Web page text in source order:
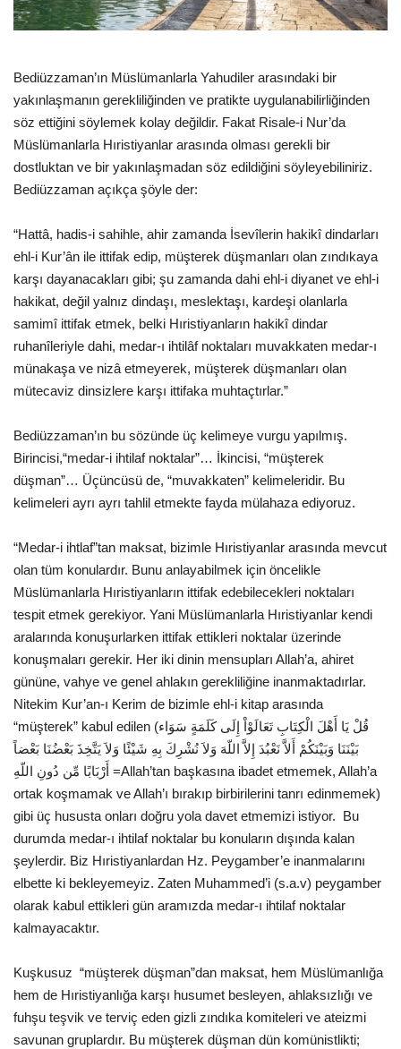
Gündem
Tekno Bilim
Ekonomi
Galeriler
Künye
Yaşam
İletişim
Sağlık
Kültür Sanat
Bediüzzaman’ın Müslümanlarla Yahudiler arasındaki bir
yakınlaşmanın gerekliliğinden ve pratikte uygulanabilirliğinden
söz ettiğini söylemek kolay değildir. Fakat Risale-i Nur’da
Müslümanlarla Hıristiyanlar arasında olması gerekli bir
dostluktan ve bir yakınlaşmadan söz edildiğini söyleyebiliniriz.
Bediüzzaman açıkça şöyle der:
“Hattâ, hadis-i sahihle, ahir zamanda İsevîlerin hakikî dindarları
ehl-i Kur’ân ile ittifak edip, müşterek düşmanları olan zındıkaya
karşı dayanacakları gibi; şu zamanda dahi ehl-i diyanet ve ehl-i
hakikat, değil yalnız dindaşı, meslektaşı, kardeşi olanlarla
samimî ittifak etmek, belki Hıristiyanların hakikî dindar
ruhanîleriyle dahi, medar-ı ihtilâf noktaları muvakkaten medar-ı
münakaşa ve nizâ etmeyerek, müşterek düşmanları olan
mütecaviz dinsizlere karşı ittifaka muhtaçtırlar.”
Bediüzzaman’ın bu sözünde üç kelimeye vurgu yapılmış.
Birincisi,“medar-i ihtilaf noktalar”… İkincisi, “müşterek
düşman”… Üçüncüsü de, “muvakkaten” kelimeleridir. Bu
kelimeleri ayrı ayrı tahlil etmekte fayda mülahaza ediyoruz.
“Medar-i ihtlaf”tan maksat, bizimle Hıristiyanlar arasında mevcut
olan tüm konulardır. Bunu anlayabilmek için öncelikle
Müslümanlarla Hıristiyanların ittifak edebilecekleri noktaları
tespit etmek gerekiyor. Yani Müslümanlarla Hıristiyanlar kendi
aralarında konuşurlarken ittifak ettikleri noktalar üzerinde
konuşmaları gerekir. Her iki dinin mensupları Allah’a, ahiret
gününe, vahye ve genel ahlakın gerekliliğine inanmaktadırlar.
Nitekim Kur’an-ı Kerim de bizimle ehl-i kitap arasında
“müşterek” kabul edilen (قُلْ يَا أَهْلَ الْكِتَابِ تَعَالَوْاْ إِلَى كَلَمَةٍ سَوَاء
بَيْنَنَا وَبَيْنَكُمْ أَلاَّ نَعْبُدَ إِلاَّ اللّهَ وَلاَ نُشْرِكَ بِهِ شَيْئًا وَلاَ يَتَّخِذَ بَعْضُنَا بَعْضاً
أَرْبَابًا مِّن دُونِ اللّهِ =Allah’tan başkasına ibadet etmemek, Allah’a
ortak koşmamak ve Allah’ı bırakıp birbirilerini tanrı edinmemek)
gibi üç hususta onları doğru yola davet etmemizi istiyor. Bu
durumda medar-ı ihtilaf noktalar bu konuların dışında kalan
şeylerdir. Biz Hıristiyanlardan Hz. Peygamber’e inanmalarını
elbette ki bekleyemeyiz. Zaten Muhammed’i (s.a.v) peygamber
olarak kabul ettikleri gün aramızda medar-ı ihtilaf noktalar
kalmayacaktır.
Kuşkusuz “müşterek düşman”dan maksat, hem Müslümanlığa
hem de Hıristiyanlığa karşı husumet besleyen, ahlaksızlığı ve
fuhşu teşvik ve terviç eden gizli zındıka komiteleri ve ateizmi
savunan gruplardır. Bu müşterek düşman dün komünistlikti;